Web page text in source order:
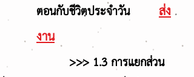
ตอนกับชีวิตประจำวัน ส่ง
งาน
>>> 1.3 การแยกส่วน